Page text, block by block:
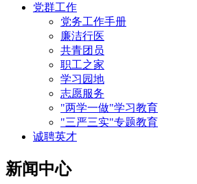
党群工作
党务工作手册
廉洁行医
共青团员
职工之家
学习园地
志愿服务
"两学一做"学习教育
"三严三实"专题教育
诚聘英才
新闻中心